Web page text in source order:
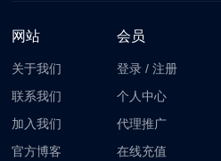
网站
关于我们
联系我们
加入我们
官方博客
会员
登录 /注册
个人中心
代理推广
在线充值